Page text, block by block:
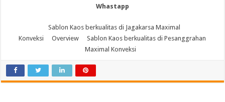
Whastapp
Sablon Kaos berkualitas di Jagakarsa Maximal
Konveksi
Overview
Sablon Kaos berkualitas di Pesanggrahan
Maximal Konveksi